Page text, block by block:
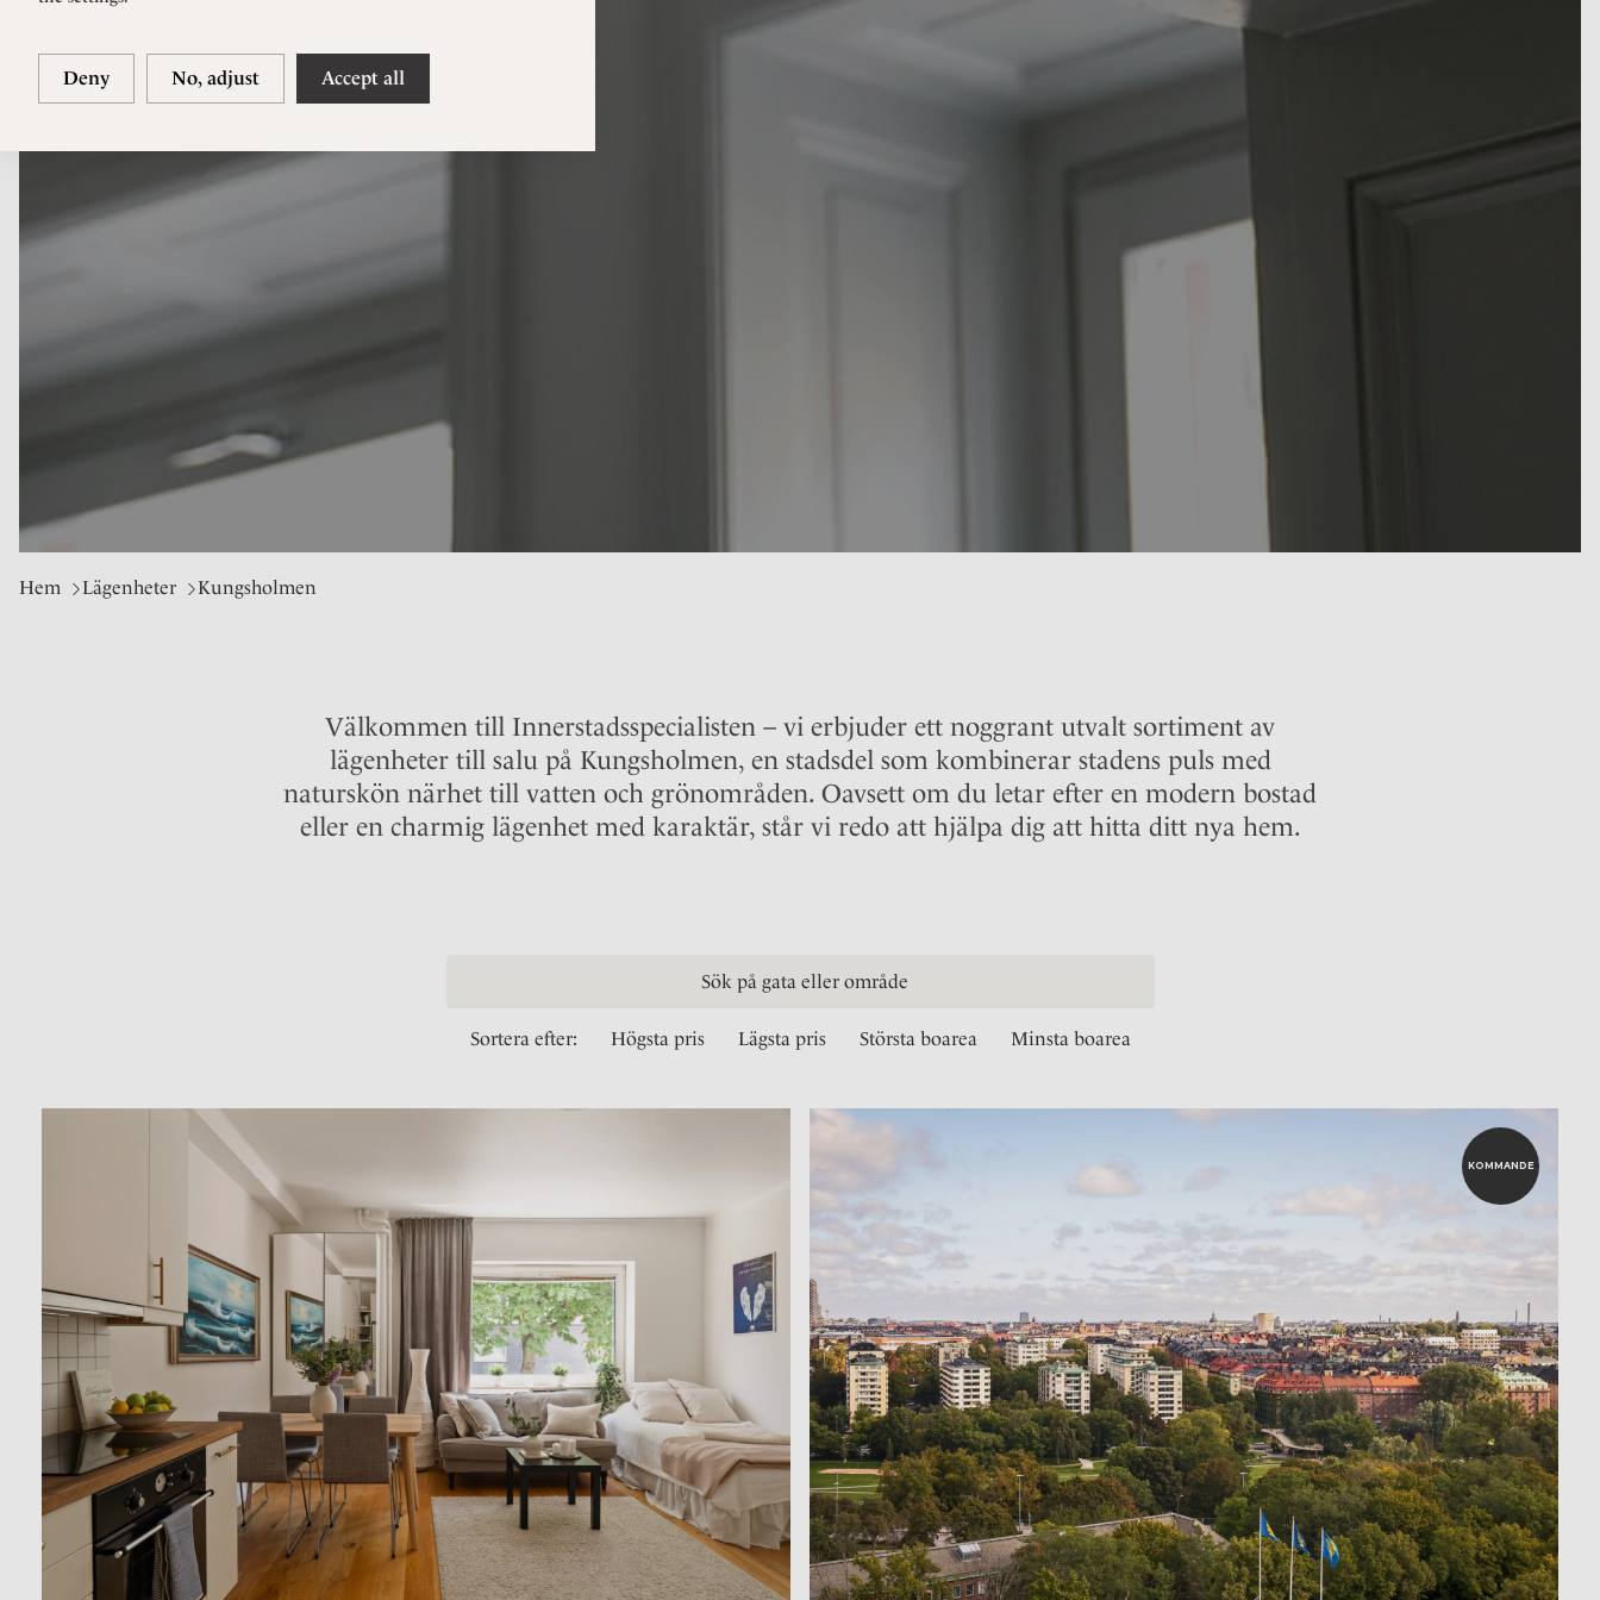
Hem Lägenheter Kungsholmen
Välkommen till Innerstadsspecialisten – vi erbjuder ett noggrant utvalt sortiment av
lägenheter till salu på Kungsholmen, en stadsdel som kombinerar stadens puls med
naturskön närhet till vatten och grönområden. Oavsett om du letar efter en modern bostad
eller en charmig lägenhet med karaktär, står vi redo att hjälpa dig att hitta ditt nya hem.
Sortera efter: Högsta pris Lägsta pris Största boarea Minsta boarea
KOMMANDE
Deny No, adjust Accept all